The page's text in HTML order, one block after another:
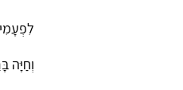
וְחַיָּה